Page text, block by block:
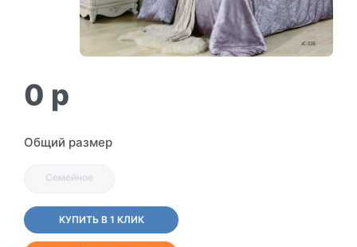
0 p
Общий размер
Семейное
КУПИТЬ В 1 КЛИК